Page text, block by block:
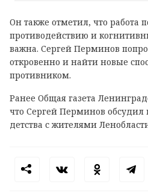
Он также отметил, что
противодействию и
важна. Сергей Перминов
откровенно и найти новые
противником.
Ранее Общая газета
что Сергей Перминов обсудил
детства с жителями